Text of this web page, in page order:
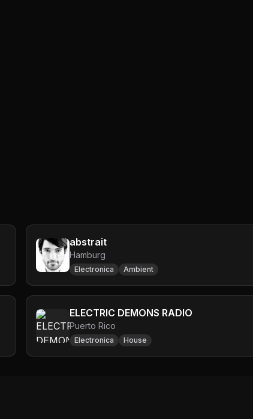
abstrait
Hamburg
Electronica Ambient
ELECTRIC DEMONS RADIO
Puerto Rico
Electronica House